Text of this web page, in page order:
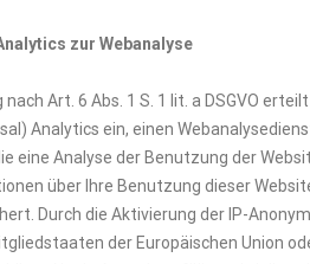
zur Webanalyse
Art. 6 Abs. 1 S. 1 lit. a DSGVO
Analytics ein, einen
eine Analyse der Benutzung der
über Ihre Benutzung dieser
Durch die Aktivierung der IP-
der Europäischen Union